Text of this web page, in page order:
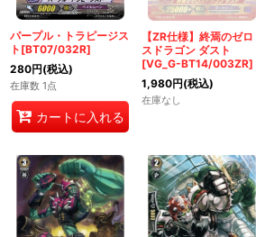
パープル・トラピージス
ト[BT07/032R]
280円(税込)
在庫数 1点
カートに入れる
【ZR仕様】終焉のゼロ
スドラゴン ダスト
[VG_G-BT14/003ZR]
1,980円(税込)
在庫なし